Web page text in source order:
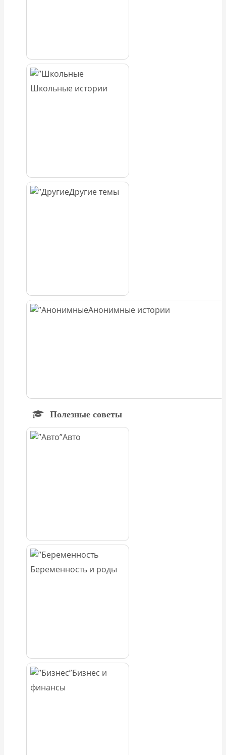
Школьные истории
Другие темы
Анонимные истории
Полезные советы
Авто
Беременность и роды
Бизнес и
финансы